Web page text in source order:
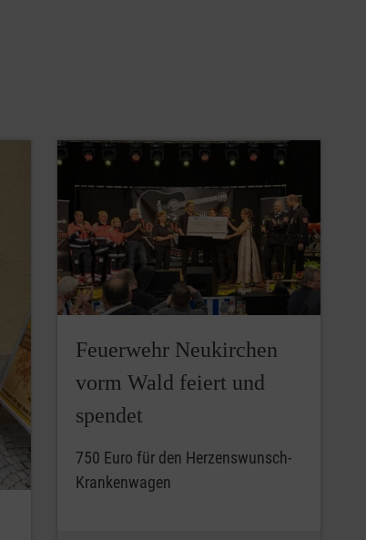
Feuerwehr Neukirchen
vorm Wald feiert und
spendet
750 Euro für den Herzenswunsch-
Krankenwagen